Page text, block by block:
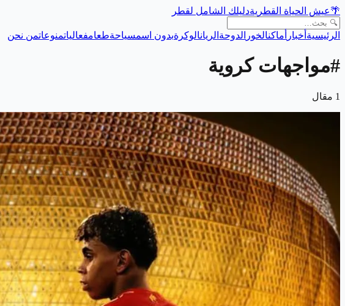
🌴عيش الحياة القطريةدليلك الشامل لقطر
الرئيسية أخبار أماكنالخور الدوحة الريانالوكرةبدون اسمسياحةطعامفعالياتمنوعاتمن نحن
#مواجهات كروية
1 مقال